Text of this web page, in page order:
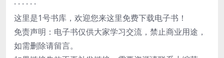
· · · · · ·
这里是1号书库，欢迎您来这里免费下载电子书！
免责声明：电子书仅供大家学习交流，禁止商业用途，
如需删除请留言。